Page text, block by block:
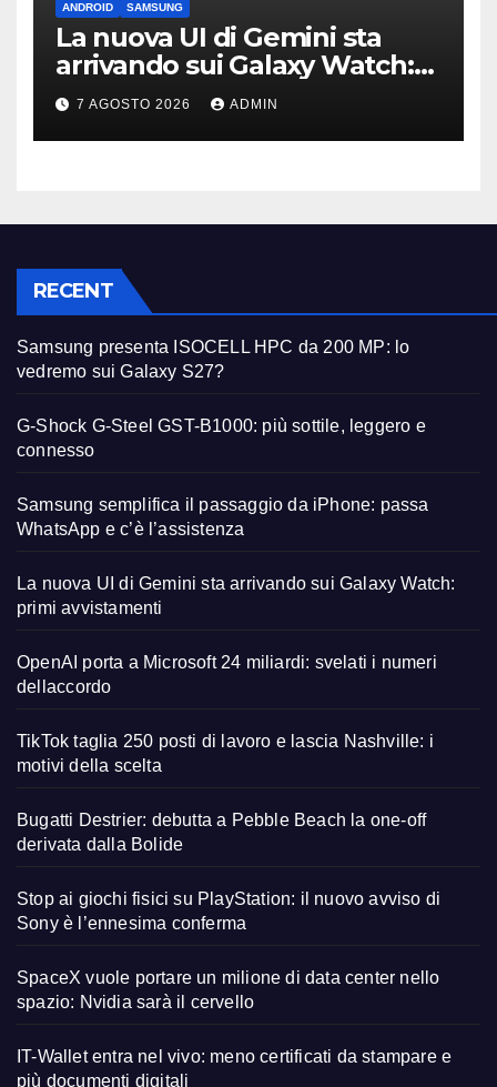
ANDROID SAMSUNG
La nuova UI di Gemini sta
arrivando sui Galaxy Watch:
primi avvistamenti
7 AGOSTO 2026 ADMIN
RECENT
Samsung presenta ISOCELL HPC da 200 MP: lo
vedremo sui Galaxy S27?
G-Shock G-Steel GST-B1000: più sottile, leggero e
connesso
Samsung semplifica il passaggio da iPhone: passa
WhatsApp e c’è l’assistenza
La nuova UI di Gemini sta arrivando sui Galaxy Watch:
primi avvistamenti
OpenAI porta a Microsoft 24 miliardi: svelati i numeri
dellaccordo
TikTok taglia 250 posti di lavoro e lascia Nashville: i
motivi della scelta
Bugatti Destrier: debutta a Pebble Beach la one-off
derivata dalla Bolide
Stop ai giochi fisici su PlayStation: il nuovo avviso di
Sony è l’ennesima conferma
SpaceX vuole portare un milione di data center nello
spazio: Nvidia sarà il cervello
IT-Wallet entra nel vivo: meno certificati da stampare e
più documenti digitali